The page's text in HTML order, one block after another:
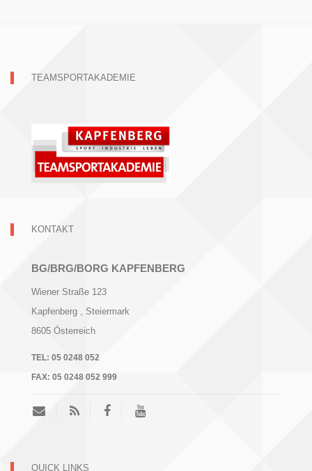
TEAMSPORTAKADEMIE
KONTAKT
BG/BRG/BORG KAPFENBERG
Wiener Straße 123
Kapfenberg , Steiermark
8605 Österreich
TEL: 05 0248 052
FAX: 05 0248 052 999
QUICK LINKS